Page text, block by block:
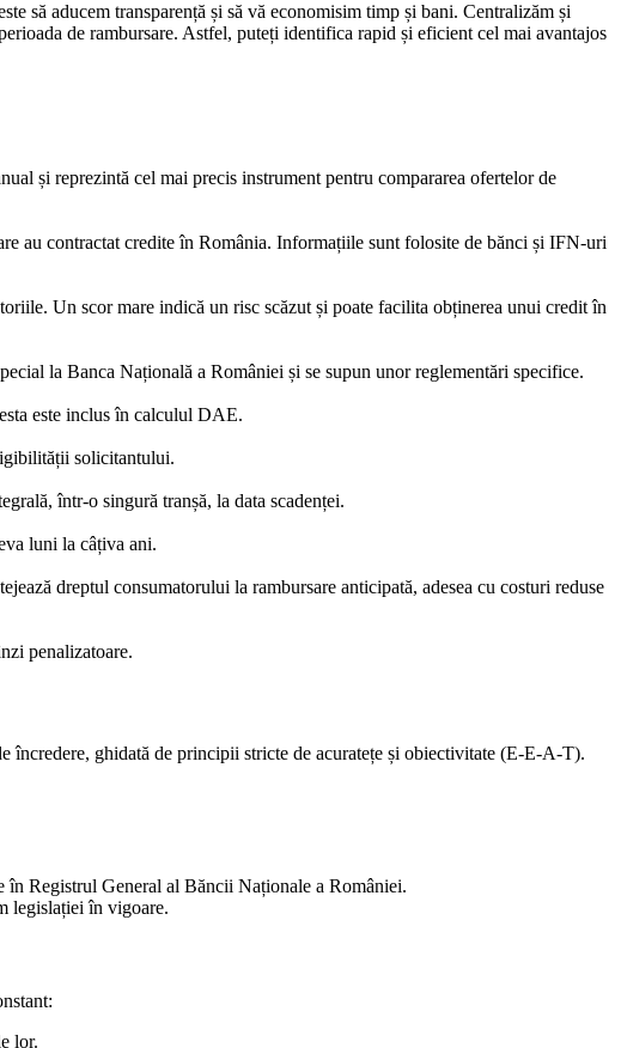
să aducem transparență și să vă economisim timp și bani. Centralizăm și
de rambursare. Astfel, puteți identifica rapid și eficient cel mai avantajos
și reprezintă cel mai precis instrument pentru compararea ofertelor de
au contractat credite în România. Informațiile sunt folosite de bănci și IFN-uri
Un scor mare indică un risc scăzut și poate facilita obținerea unui credit în
la Banca Națională a României și se supun unor reglementări specifice.
este inclus în calculul DAE.
solicitantului.
într-o singură tranșă, la data scadenței.
luni la câțiva ani.
dreptul consumatorului la rambursare anticipată, adesea cu costuri reduse
penalizatoare.
încredere, ghidată de principii stricte de acuratețe și obiectivitate (E-E-A-T).
Registrul General al Băncii Naționale a României.
legislației în vigoare.
lor.